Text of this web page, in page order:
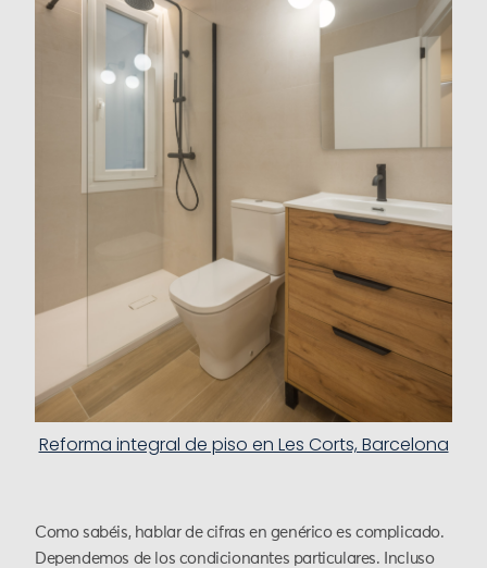
Reforma integral de piso en Les Corts, Barcelona
Como sabéis, hablar de cifras en genérico es complicado.
Dependemos de los condicionantes particulares. Incluso